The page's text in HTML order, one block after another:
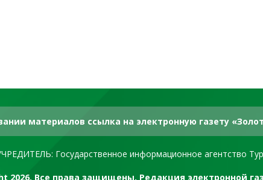
материалов ссылка на электронную газету
Государственное информационное агентство
2026. Все права защищены. Редакция электронной